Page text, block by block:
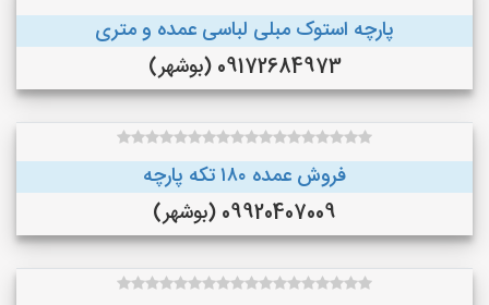
پارچه استوک مبلی لباسی عمده و متری
09172684973 (بوشهر)
فروش عمده ۱۸۰ تکه پارچه
09920407009 (بوشهر)